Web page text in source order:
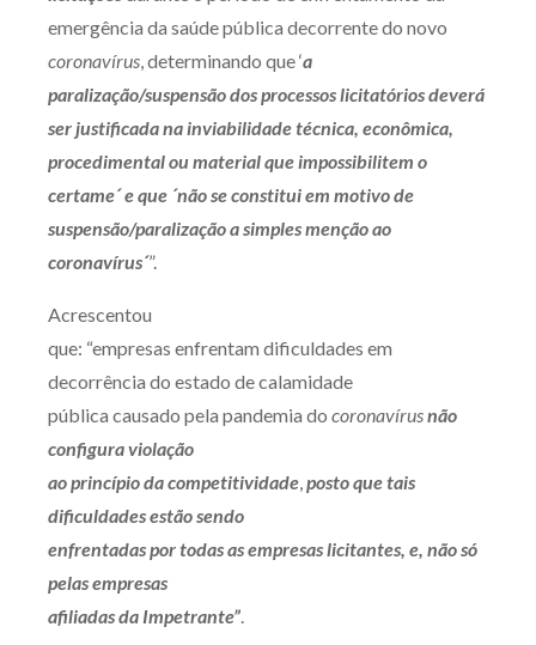
emergência da saúde pública decorrente do novo
coronavírus, determinando que ‘a
paralização/suspensão dos processos licitatórios deverá
ser justificada na inviabilidade técnica, econômica,
procedimental ou material que impossibilitem o
certame´ e que ´não se constitui em motivo de
suspensão/paralização a simples menção ao
coronavírus´”.
Acrescentou
que: “empresas enfrentam dificuldades em
decorrência do estado de calamidade
pública causado pela pandemia do coronavírusnão
configura violação
ao princípio da competitividade,posto que tais
dificuldades estão sendo
enfrentadas por todas as empresas licitantes, e, não só
pelas empresas
afiliadas da Impetrante”.